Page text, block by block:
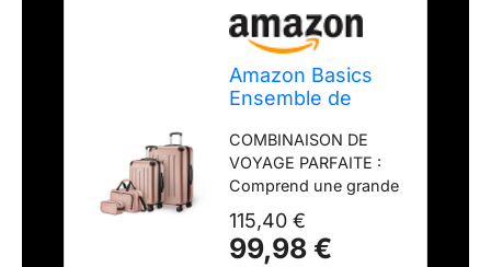
Amazon Basics
Ensemble de
4 Pièces, Grande
Valise, Bagage
Cabine, Sac
Fourre-Tout de
Voyage Compact,
Extensible, 4
COMBINAISON DE
VOYAGE PARFAITE :
Comprend une grande
valise (73 cm), une
bagage à main (58 cm),
un sac fourre-tout (48
115,40 €
99,98 €